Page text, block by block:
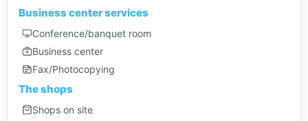
Business center services
Conference/banquet room
Business center
Fax/Photocopying
The shops
Shops on site